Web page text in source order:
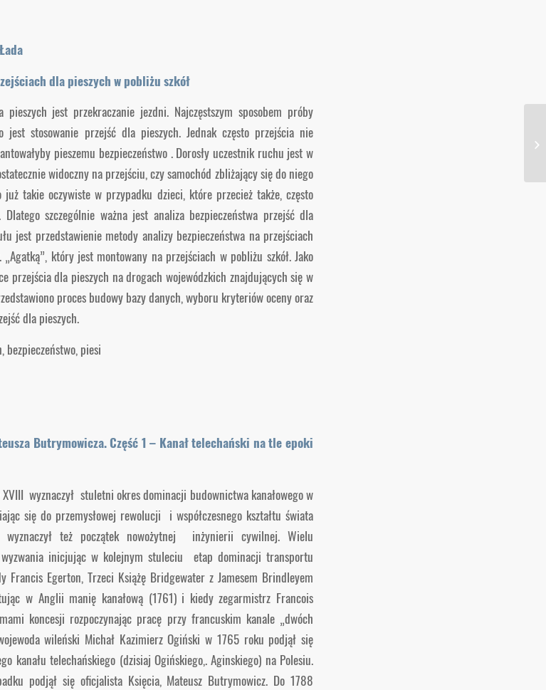
dla pieszych w pobliżu szkół
pieszych jest przekraczanie jezdni. Najczęstszym sposobem próby
stosowanie przejść dla pieszych. Jednak często przejścia nie
pieszemu bezpieczeństwo . Dorosły uczestnik ruchu jest w
widoczny na przejściu, czy samochód zbliżający się do niego
takie oczywiste w przypadku dzieci, które przecież także, często
szczególnie ważna jest analiza bezpieczeństwa przejść dla
jest przedstawienie metody analizy bezpieczeństwa na przejściach
który jest montowany na przejściach w pobliżu szkół. Jako
przejścia dla pieszych na drogach wojewódzkich znajdujących się w
proces budowy bazy danych, wyboru kryteriów oceny oraz
dla pieszych.
bezpieczeństwo, piesi
Butrymowicza. Część 1 – Kanał telechański na tle epoki
wyznaczył stuletni okres dominacji budownictwa kanałowego w
się do przemysłowej rewolucji i współczesnego kształtu świata
też początek nowożytnej inżynierii cywilnej. Wielu
wyzwania inicjując w kolejnym stuleciu etap dominacji transportu
Francis Egerton, Trzeci Książę Bridgewater z Jamesem Brindleyem
w Anglii manię kanałową (1761) i kiedy zegarmistrz Francois
koncesji rozpoczynając pracę przy francuskim kanale „dwóch
wileński Michał Kazimierz Ogiński w 1765 roku podjął się
kanału telechańskiego (dzisiaj Ogińskiego,. Aginskiego) na Polesiu.
podjął się oficjalista Księcia, Mateusz Butrymowicz. Do 1788